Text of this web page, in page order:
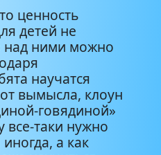
ценность
детей не
над ними можно
научатся
вымысла, клоун
говядиной»
все-таки нужно
а как